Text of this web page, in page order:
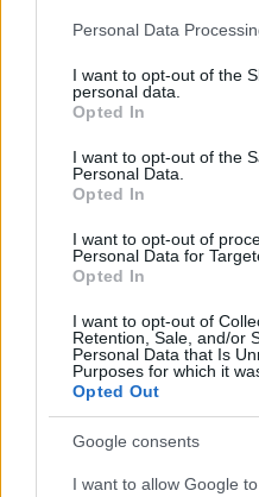
Please note that this
not limited to your visit or
grant or deny consent to
use your data for below
consent section.
Personal Data
I want to opt-out of the
personal data.
Opted In
I want to opt-out of the
Personal Data.
Opted In
I want to opt-out of
Personal Data for
Opted In
I want to opt-out of
Retention, Sale, and/or
Personal Data that Is
Purposes for which it
Opted Out
Google consents
I want to allow Google
fizikai munka és a
A hőforrások két
tavak különlegessége
mutatkozik meg, mikor
melegvízből
északi fény varázsát.